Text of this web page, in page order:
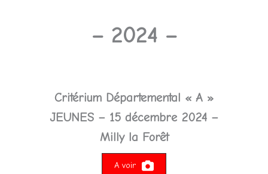
– 2024 –
Critérium Départemental « A »
JEUNES – 15 décembre 2024 –
Milly la Forêt
A voir